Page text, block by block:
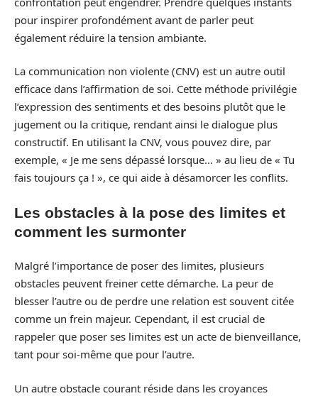
pour inspirer profondément avant de parler peut
également réduire la tension ambiante.
La communication non violente (CNV) est un autre outil
efficace dans l’affirmation de soi. Cette méthode privilégie
l’expression des sentiments et des besoins plutôt que le
jugement ou la critique, rendant ainsi le dialogue plus
constructif. En utilisant la CNV, vous pouvez dire, par
exemple, « Je me sens dépassé lorsque… » au lieu de « Tu
fais toujours ça ! », ce qui aide à désamorcer les conflits.
Les obstacles à la pose des limites et
comment les surmonter
Malgré l’importance de poser des limites, plusieurs
obstacles peuvent freiner cette démarche. La peur de
blesser l’autre ou de perdre une relation est souvent citée
comme un frein majeur. Cependant, il est crucial de
rappeler que poser ses limites est un acte de bienveillance,
tant pour soi-même que pour l’autre.
Un autre obstacle courant réside dans les croyances